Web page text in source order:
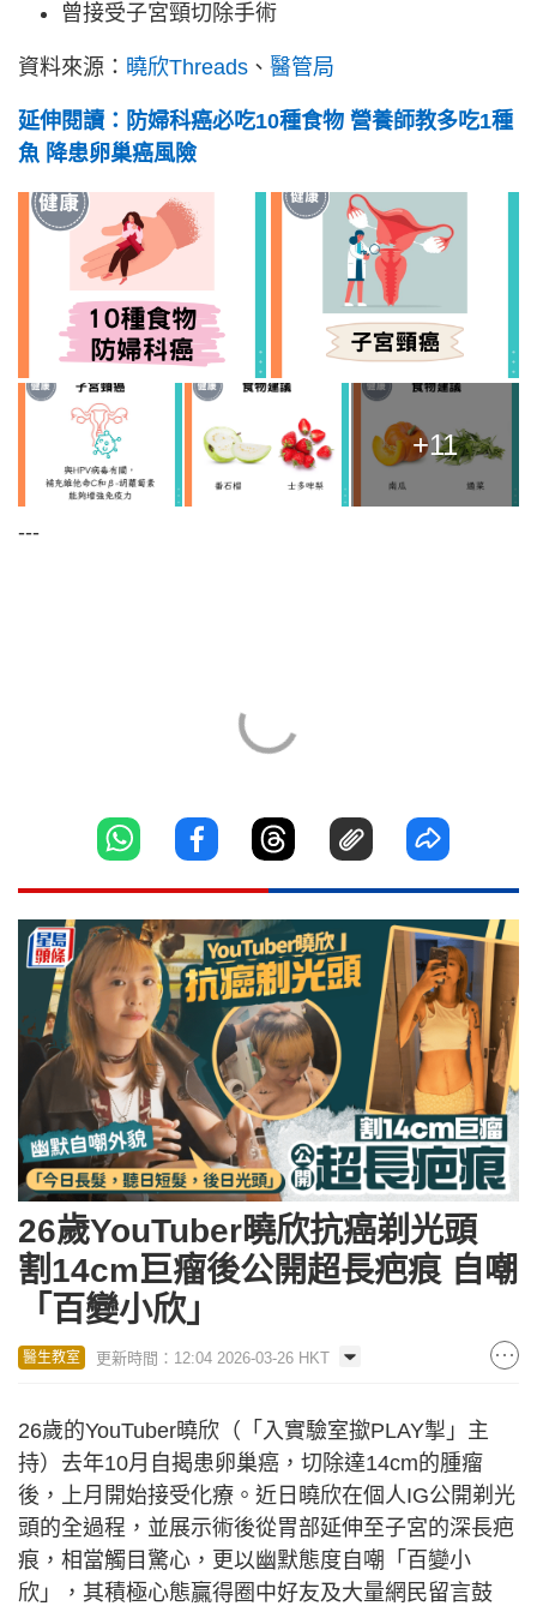
曾接受子宮頸切除手術
資料來源： 曉欣Threads 、 醫管局
延伸閱讀：防婦科癌必吃10種食物 營養師教多吃1種
魚 降患卵巢癌風險
+11
---
26歲YouTuber曉欣抗癌剃光頭
割14cm巨瘤後公開超長疤痕 自嘲
「百變小欣」
醫生教室 更新時間：12:04 2026-03-26 HKT
26歲的YouTuber曉欣（「入實驗室撳PLAY掣」主
持）去年10月自揭患卵巢癌，切除達14cm的腫瘤
後，上月開始接受化療。近日曉欣在個人IG公開剃光
頭的全過程，並展示術後從胃部延伸至子宮的深長疤
痕，相當觸目驚心，更以幽默態度自嘲「百變小
欣」，其積極心態贏得圈中好友及大量網民留言鼓